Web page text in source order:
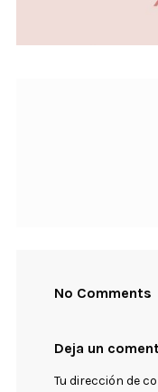
No Comments
Deja un
Tu dirección de